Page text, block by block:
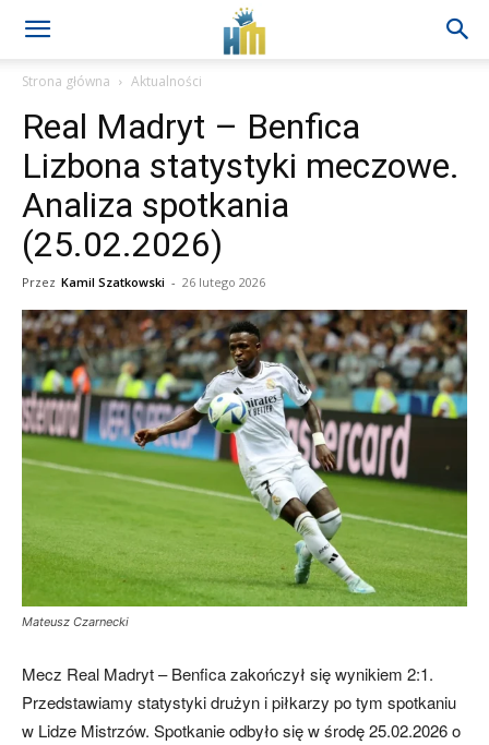
Strona główna Aktualności
Real Madryt – Benfica
Lizbona statystyki meczowe.
Analiza spotkania
(25.02.2026)
Przez Kamil Szatkowski - 26 lutego 2026
Mateusz Czarnecki
Mecz Real Madryt – Benfica zakończył się wynikiem 2:1.
Przedstawiamy statystyki drużyn i piłkarzy po tym spotkaniu
w Lidze Mistrzów. Spotkanie odbyło się w środę 25.02.2026 o